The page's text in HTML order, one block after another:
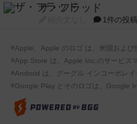
ザ・フラッド
1件の投稿
※Apple、Apple のロゴ は、米国および
※App Store は、Apple Inc.のサービス
※Android は、グーグル インコーポレイ
※Google Play とそのロゴは、Google